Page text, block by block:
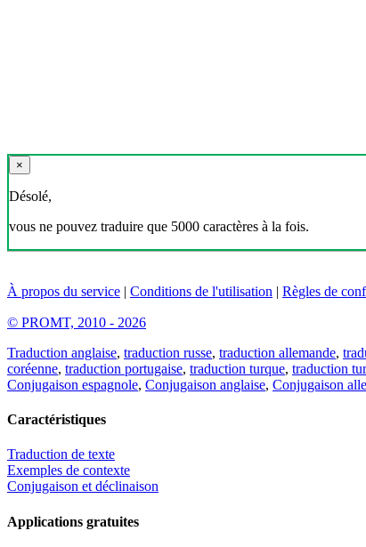
×
Désolé,
vous ne pouvez traduire que 5000 caractères à la fois.
À propos du service | Conditions de l'utilisation | Règles de
© PROMT, 2010 - 2026
Traduction anglaise, traduction russe, traduction allemande,
coréenne, traduction portugaise, traduction turque, traduction
Conjugaison espagnole, Conjugaison anglaise, Conjugaison
Caractéristiques
Traduction de texte
Exemples de contexte
Conjugaison et déclinaison
Applications gratuites